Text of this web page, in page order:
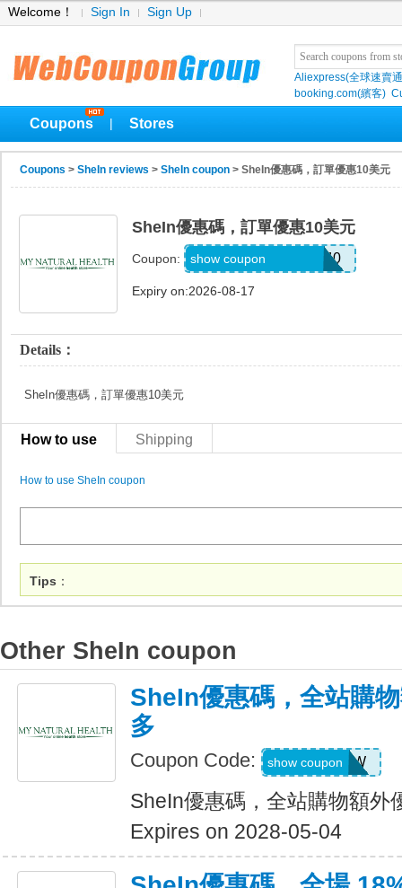
Welcome！ Sign In Sign Up
Aliexpress(全球速賣
booking.com(繽客)
Coupons Stores
Coupons > SheIn reviews > SheIn coupon > SheIn優惠碼，訂單優惠10美元
SheIn優惠碼，訂單優惠10美元
Coupon: USF4LIZZGLAMS740
show coupon
Expiry on:2026-08-17
Details：
SheIn優惠碼，訂單優惠10美元
How to use Shipping
How to use SheIn coupon
Tips ：
Other SheIn coupon
SheIn優惠碼，全站購
多
Coupon Code: US04184W
show coupon
SheIn優惠碼，全站購物額外
Expires on 2028-05-04